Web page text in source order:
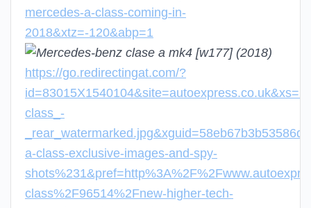
mercedes-a-class-coming-in-
2018&xtz=-120&abp=1
https://go.redirectingat.com/?
class_-
a-class-exclusive-images-and-spy-
class%2F96514%2Fnew-higher-tech-